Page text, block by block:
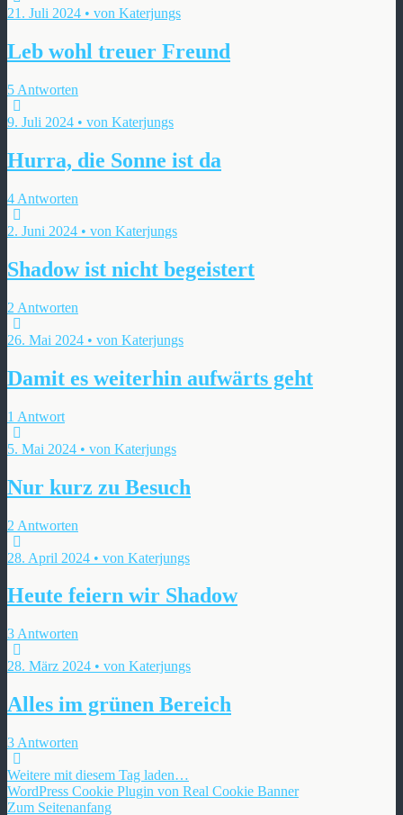
21. Juli 2024 • von Katerjungs
Leb wohl treuer Freund
5 Antworten
9. Juli 2024 • von Katerjungs
Hurra, die Sonne ist da
4 Antworten
2. Juni 2024 • von Katerjungs
Shadow ist nicht begeistert
2 Antworten
26. Mai 2024 • von Katerjungs
Damit es weiterhin aufwärts geht
1 Antwort
5. Mai 2024 • von Katerjungs
Nur kurz zu Besuch
2 Antworten
28. April 2024 • von Katerjungs
Heute feiern wir Shadow
3 Antworten
28. März 2024 • von Katerjungs
Alles im grünen Bereich
3 Antworten
Weitere mit diesem Tag laden…
WordPress Cookie Plugin von Real Cookie Banner
Zum Seitenanfang